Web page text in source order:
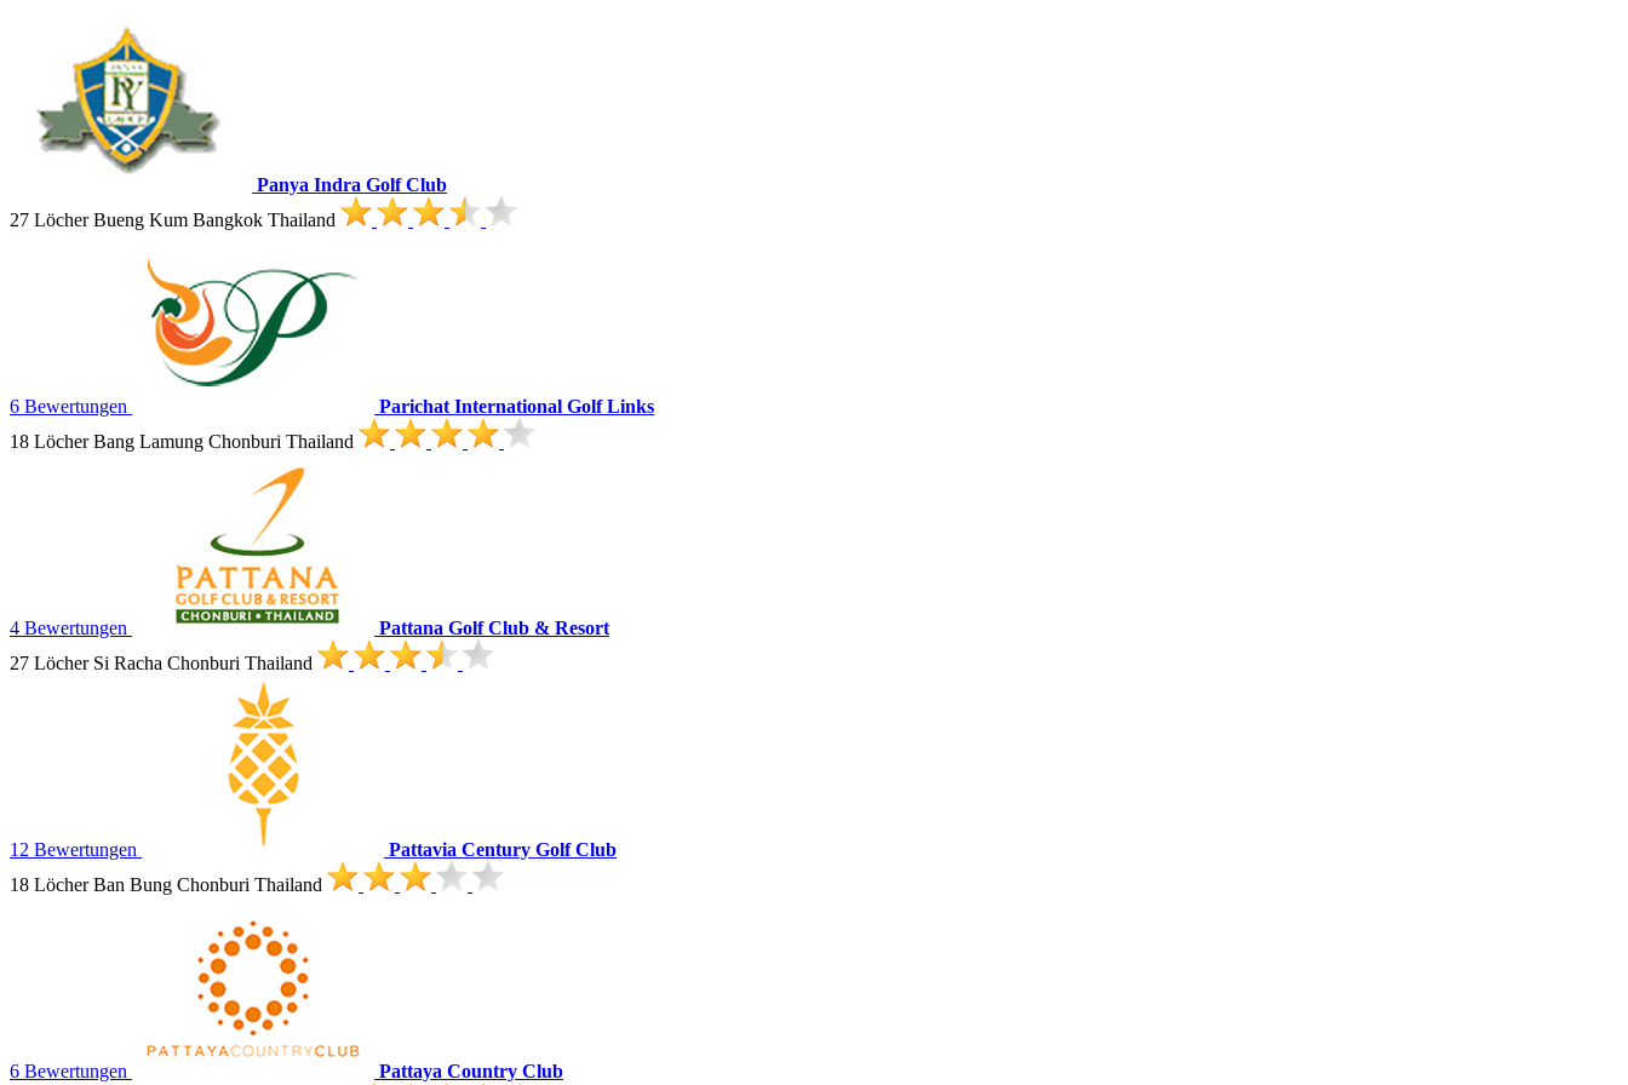
Panya Indra Golf Club
27 Löcher Bueng Kum Bangkok Thailand
6 Bewertungen
Parichat International Golf Links
18 Löcher Bang Lamung Chonburi Thailand
4 Bewertungen
Pattana Golf Club & Resort
27 Löcher Si Racha Chonburi Thailand
12 Bewertungen
Pattavia Century Golf Club
18 Löcher Ban Bung Chonburi Thailand
6 Bewertungen
Pattaya Country Club